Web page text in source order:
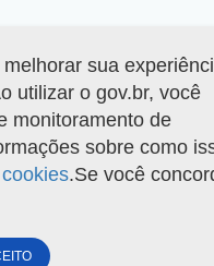
sua
utilizar o gov.br, você
monitoramento de
sobre como
.Se você